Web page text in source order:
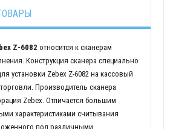
Z-6082 относится к сканерам
Конструкция сканера специально
установки Zebex Z-6082 на кассовый
Производитель сканера
Zebex. Отличается большим
характеристиками считывания
под различными